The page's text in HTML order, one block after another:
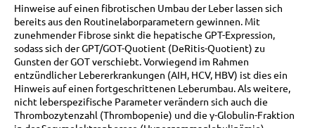
Hinweise auf einen fibrotischen Umbau der Leber lassen sich
bereits aus den Routinelaborparametern gewinnen. Mit
zunehmender Fibrose sinkt die hepatische GPT-Expression,
sodass sich der GPT/GOT-Quotient (DeRitis-Quotient) zu
Gunsten der GOT verschiebt. Vorwiegend im Rahmen
entzündlicher Lebererkrankungen (AIH, HCV, HBV) ist dies ein
Hinweis auf einen fortgeschrittenen Leberumbau. Als weitere,
nicht leberspezifische Parameter verändern sich auch die
Thrombozytenzahl (Thrombopenie) und die γ-Globulin-Fraktion